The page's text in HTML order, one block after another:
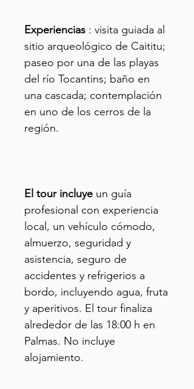
Experiencias : visita guiada al
sitio arqueológico de Caititu;
paseo por una de las playas
del río Tocantins; baño en
una cascada; contemplación
en uno de los cerros de la
región.
El tour incluye un guía
profesional con experiencia
local, un vehículo cómodo,
almuerzo, seguridad y
asistencia, seguro de
accidentes y refrigerios a
bordo, incluyendo agua, fruta
y aperitivos. El tour finaliza
alrededor de las 18:00 h en
Palmas. No incluye
alojamiento.